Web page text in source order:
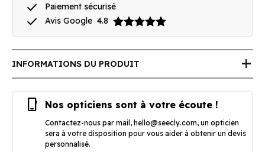
done Paiement sécurisé
done Avis Google 4.8
INFORMATIONS DU PRODUIT add
phone_iphone Nos opticiens sont à votre écoute !
Contactez-nous par mail, hello@seecly.com, un opticien
sera à votre disposition pour vous aider à obtenir un devis
personnalisé.